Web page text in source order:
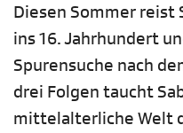
Diesen Sommer reist
ins 16. Jahrhundert
Spurensuche nach
drei Folgen taucht
mittelalterliche Welt